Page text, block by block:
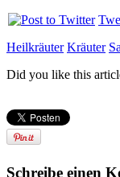
Heilkräuter Kräuter
Did you like this
Schreibe einen